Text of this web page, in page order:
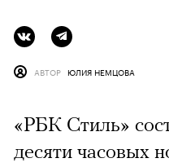
АВТОР ЮЛИЯ НЕМЦОВА
«РБК Стиль»
десяти часовых